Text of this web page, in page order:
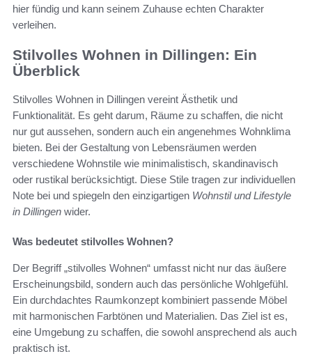
hier fündig und kann seinem Zuhause echten Charakter
verleihen.
Stilvolles Wohnen in Dillingen: Ein
Überblick
Stilvolles Wohnen in Dillingen vereint Ästhetik und
Funktionalität. Es geht darum, Räume zu schaffen, die nicht
nur gut aussehen, sondern auch ein angenehmes Wohnklima
bieten. Bei der Gestaltung von Lebensräumen werden
verschiedene Wohnstile wie minimalistisch, skandinavisch
oder rustikal berücksichtigt. Diese Stile tragen zur individuellen
Note bei und spiegeln den einzigartigen Wohnstil und Lifestyle
in Dillingen wider.
Was bedeutet stilvolles Wohnen?
Der Begriff „stilvolles Wohnen“ umfasst nicht nur das äußere
Erscheinungsbild, sondern auch das persönliche Wohlgefühl.
Ein durchdachtes Raumkonzept kombiniert passende Möbel
mit harmonischen Farbtönen und Materialien. Das Ziel ist es,
eine Umgebung zu schaffen, die sowohl ansprechend als auch
praktisch ist.